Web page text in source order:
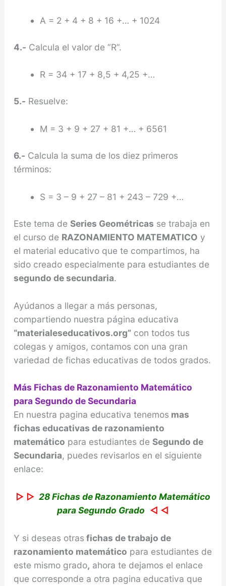
A = 2 + 4 + 8 + 16 +… + 1024
4.- Calcula el valor de “R”.
R = 34 + 17 + 8,5 + 4,25 +…
5.- Resuelve:
M = 3 + 9 + 27 + 81 +… + 6561
6.- Calcula la suma de los diez primeros
términos:
S = 3 – 9 + 27 – 81 + 243 – 729 +…
Este tema de Series Geométricas se trabaja en
el curso de RAZONAMIENTO MATEMATICO y
el material educativo que te compartimos, ha
sido creado especialmente para estudiantes de
segundo de secundaria.
Ayúdanos a llegar a más personas,
compartiendo nuestra página educativa
“materialeseducativos.org”con todos tus
colegas y amigos, contamos con una gran
variedad de fichas educativas de todos grados.
Más Fichas de Razonamiento Matemático
para Segundo de Secundaria
En nuestra pagina educativa tenemos mas
fichas educativas de razonamiento
matemático para estudiantes de Segundo de
Secundaria, puedes revisarlos en el siguiente
enlace:
▷ ▷ 28 Fichas de Razonamiento Matemático
para Segundo Grado ◁ ◁
Y si deseas otras fichas de trabajo de
razonamiento matemático para estudiantes de
este mismo grado, ahora te dejamos el enlace
que corresponde a otra pagina educativa que